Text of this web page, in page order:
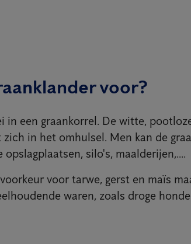
voor?
in een graankorrel. De witte,
in het omhulsel. Men kan de
silo's, maalderijen,....
voor tarwe, gerst en maïs
waren, zoals droge